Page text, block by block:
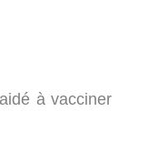
à vacciner